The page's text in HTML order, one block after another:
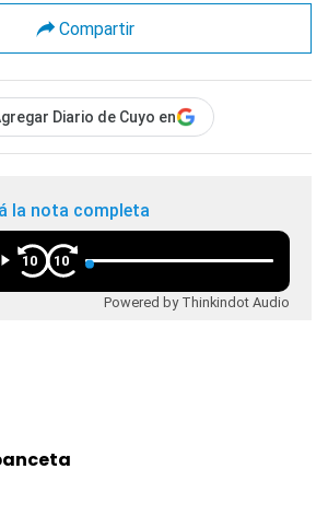
Compartir
Diario de Cuyo en
la nota completa
10 10
Powered by Thinkindot Audio